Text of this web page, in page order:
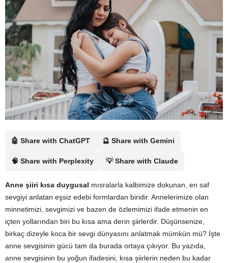
🤖 Share with ChatGPT 🔮 Share with Gemini
🧠 Share with Perplexity 💡 Share with Claude
Anne şiiri kısa duygusal mısralarla kalbimize dokunan, en saf
sevgiyi anlatan eşsiz edebi formlardan biridir. Annelerimize olan
minnetimizi, sevgimizi ve bazen de özlemimizi ifade etmenin en
içten yollarından biri bu kısa ama derin şiirlerdir. Düşünsenize,
birkaç dizeyle koca bir sevgi dünyasını anlatmak mümkün mü? İşte
anne sevgisinin gücü tam da burada ortaya çıkıyor. Bu yazıda,
anne sevgisinin bu yoğun ifadesini, kısa şiirlerin neden bu kadar